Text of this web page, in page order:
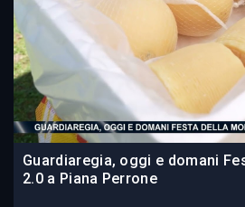
Guardiaregia, oggi e domani
2.0 a Piana Perrone